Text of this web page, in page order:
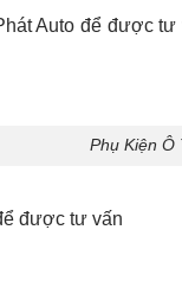
Auto để được tư
Phụ Kiện Ô
được tư vấn